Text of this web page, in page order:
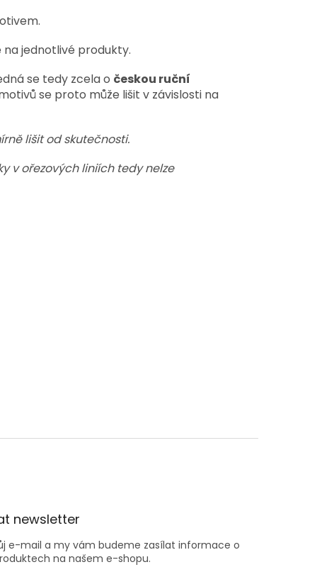
jednotlivé produkty.
se tedy zcela o českou ruční
se proto může lišit v závislosti na
lišit od skutečnosti.
v ořezových liniích tedy nelze
newsletter
e-mail a my vám budeme zasílat informace o
na našem e-shopu.